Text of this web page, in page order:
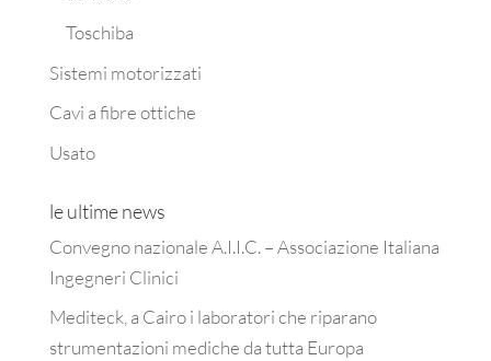
Toschiba
Sistemi motorizzati
Cavi a fibre ottiche
Usato
le ultime news
Convegno nazionale A.I.I.C. – Associazione Italiana
Ingegneri Clinici
Mediteck, a Cairo i laboratori che riparano
strumentazioni mediche da tutta Europa